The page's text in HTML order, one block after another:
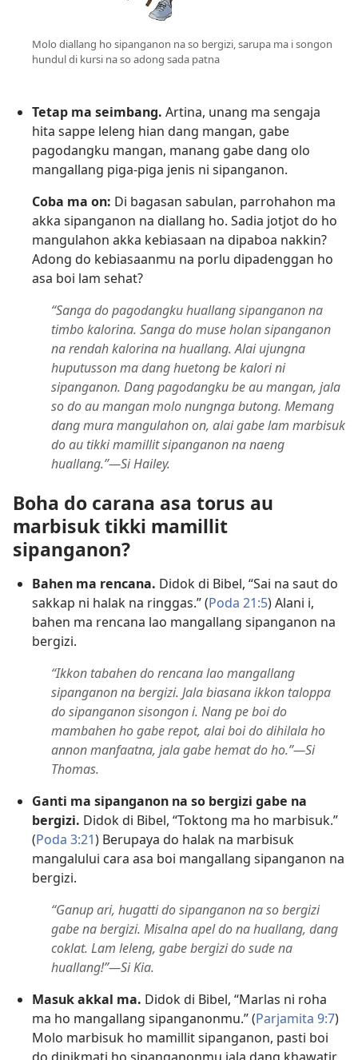
Molo diallang ho sipanganon na so bergizi, sarupa ma i songon
hundul di kursi na so adong sada patna
Tetap ma seimbang. Artina, unang ma sengaja
hita sappe leleng hian dang mangan, gabe
pagodangku mangan, manang gabe dang olo
mangallang piga-piga jenis ni sipanganon.
Coba ma on: Di bagasan sabulan, parrohahon ma
akka sipanganon na diallang ho. Sadia jotjot do ho
mangulahon akka kebiasaan na dipaboa nakkin?
Adong do kebiasaanmu na porlu dipadenggan ho
asa boi lam sehat?
“Sanga do pagodangku huallang sipanganon na
timbo kalorina. Sanga do muse holan sipanganon
na rendah kalorina na huallang. Alai ujungna
huputusson ma dang huetong be kalori ni
sipanganon. Dang pagodangku be au mangan, jala
so do au mangan molo nungnga butong. Memang
dang mura mangulahon on, alai gabe lam marbisuk
do au tikki mamillit sipanganon na naeng
huallang.”—Si Hailey.
Boha do carana asa torus au
marbisuk tikki mamillit
sipanganon?
Bahen ma rencana. Didok di Bibel, “Sai na saut do
sakkap ni halak na ringgas.” (Poda 21:5) Alani i,
bahen ma rencana lao mangallang sipanganon na
bergizi.
“Ikkon tabahen do rencana lao mangallang
sipanganon na bergizi. Jala biasana ikkon taloppa
do sipanganon sisongon i. Nang pe boi do
mambahen ho gabe repot, alai boi do dihilala ho
annon manfaatna, jala gabe hemat do ho.”—Si
Thomas.
Ganti ma sipanganon na so bergizi gabe na
bergizi. Didok di Bibel, “Toktong ma ho marbisuk.”
(Poda 3:21) Berupaya do halak na marbisuk
mangalului cara asa boi mangallang sipanganon na
bergizi.
“Ganup ari, hugatti do sipanganon na so bergizi
gabe na bergizi. Misalna apel do na huallang, dang
coklat. Lam leleng, gabe bergizi do sude na
huallang!”—Si Kia.
Masuk akkal ma. Didok di Bibel, “Marlas ni roha
ma ho mangallang sipanganonmu.” (Parjamita 9:7)
Molo marbisuk ho mamillit sipanganon, pasti boi